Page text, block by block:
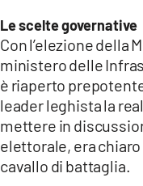
LACTV.IT
LACONAIR.IT
LACITYMAG.IT
ILREGGINO.IT
COSENZACHANNEL.IT
Le scelte governative
Con l’elezione della
ministero delle
è riaperto
leader leghista la
mettere in
elettorale, era
cavallo di battaglia.